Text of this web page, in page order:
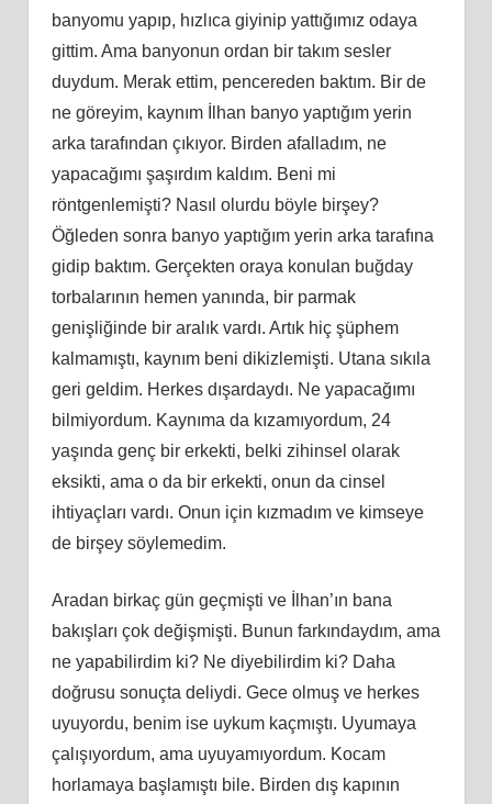
banyomu yapıp, hızlıca giyinip yattığımız odaya
gittim. Ama banyonun ordan bir takım sesler
duydum. Merak ettim, pencereden baktım. Bir de
ne göreyim, kaynım İlhan banyo yaptığım yerin
arka tarafından çıkıyor. Birden afalladım, ne
yapacağımı şaşırdım kaldım. Beni mi
röntgenlemişti? Nasıl olurdu böyle birşey?
Öğleden sonra banyo yaptığım yerin arka tarafına
gidip baktım. Gerçekten oraya konulan buğday
torbalarının hemen yanında, bir parmak
genişliğinde bir aralık vardı. Artık hiç şüphem
kalmamıştı, kaynım beni dikizlemişti. Utana sıkıla
geri geldim. Herkes dışardaydı. Ne yapacağımı
bilmiyordum. Kaynıma da kızamıyordum, 24
yaşında genç bir erkekti, belki zihinsel olarak
eksikti, ama o da bir erkekti, onun da cinsel
ihtiyaçları vardı. Onun için kızmadım ve kimseye
de birşey söylemedim.
Aradan birkaç gün geçmişti ve İlhan’ın bana
bakışları çok değişmişti. Bunun farkındaydım, ama
ne yapabilirdim ki? Ne diyebilirdim ki? Daha
doğrusu sonuçta deliydi. Gece olmuş ve herkes
uyuyordu, benim ise uykum kaçmıştı. Uyumaya
çalışıyordum, ama uyuyamıyordum. Kocam
horlamaya başlamıştı bile. Birden dış kapının